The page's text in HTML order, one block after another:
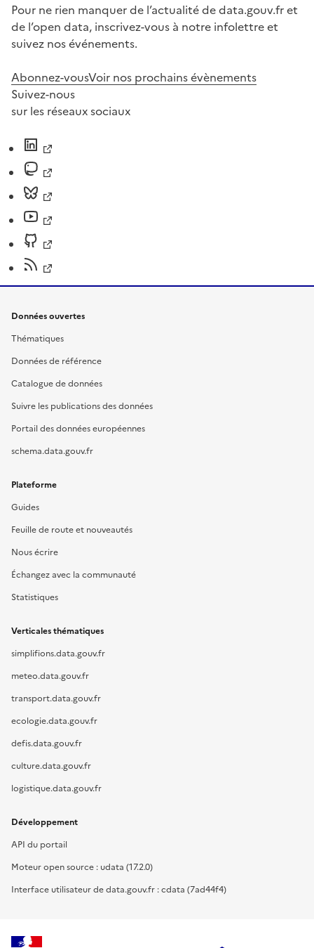
Pour ne rien manquer de l’actualité de data.gouv.fr et
de l’open data, inscrivez-vous à notre infolettre et
suivez nos événements.
Abonnez-vousVoir nos prochains évènements
Suivez-nous
sur les réseaux sociaux
Données ouvertes
Thématiques
Données de référence
Catalogue de données
Suivre les publications des données
Portail des données européennes
schema.data.gouv.fr
Plateforme
Guides
Feuille de route et nouveautés
Nous écrire
Échangez avec la communauté
Statistiques
Verticales thématiques
simplifions.data.gouv.fr
meteo.data.gouv.fr
transport.data.gouv.fr
ecologie.data.gouv.fr
defis.data.gouv.fr
culture.data.gouv.fr
logistique.data.gouv.fr
Développement
API du portail
Moteur open source : udata (17.2.0)
Interface utilisateur de data.gouv.fr : cdata (7ad44f4)